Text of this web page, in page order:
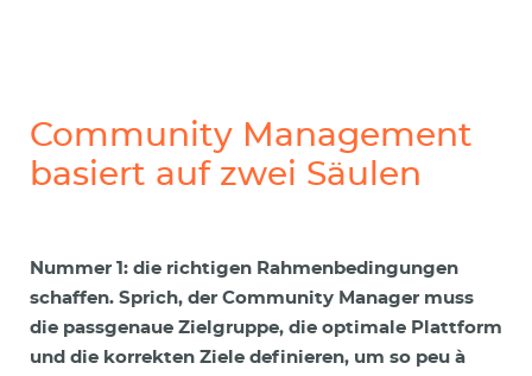
Community Management
basiert auf zwei Säulen
Nummer 1: die richtigen Rahmenbedingungen
schaffen. Sprich, der Community Manager muss
die passgenaue Zielgruppe, die optimale Plattform
und die korrekten Ziele definieren, um so peu à